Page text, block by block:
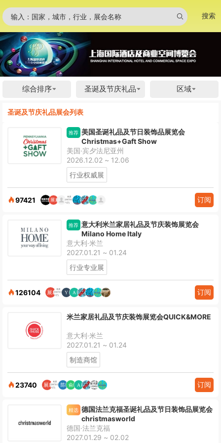
输入：国家，城市，行业，展会名称 搜索
综合排序 圣诞及节庆礼品 区域
圣诞及节庆礼品展会列表
推荐 美国圣诞礼品及节日装饰品展览会
Christmas+Gaft Show
美国·宾夕法尼亚州
2026.12.02 ~ 12.06
行业权威展
97421 订阅
推荐 意大利米兰家居礼品及节庆装饰展览会
Milano Home Italy
意大利·米兰
2027.01.21 ~ 01.24
行业专业展
126104 订阅
米兰家居礼品及节庆装饰展览会QUICK&MORE
意大利·米兰
2027.01.21 ~ 01.24
制造商馆
23740 订阅
精选 德国法兰克福圣诞礼品及节日装饰品展览会
christmasworld
德国·法兰克福
2027.01.29 ~ 02.02